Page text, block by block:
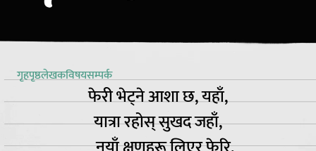
गृहपृष्ठलेखकविषयसम्पर्क
फेरी भेट्ने आशा छ, यहाँ,
यात्रा रहोस् सुखद जहाँ,